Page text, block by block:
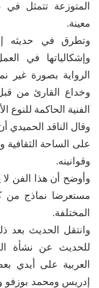
المتوزعة تتمثل
معينة.
وتطرق في حديثه
وإشكالياتها في
الرواية بصورة غير
وخداع القارئ من
الفنية الحاكمة للنوع
وقال الناقد الحميدي
على الساحة
وقوانينه.
وأوضح أن هذا الفن لا
مستعرضا نماذج من
المختلفة.
وانتقل الحديث بعد
للحديث عن نشأة
العربية على أيدي
إدريس ومحمد بوزفو